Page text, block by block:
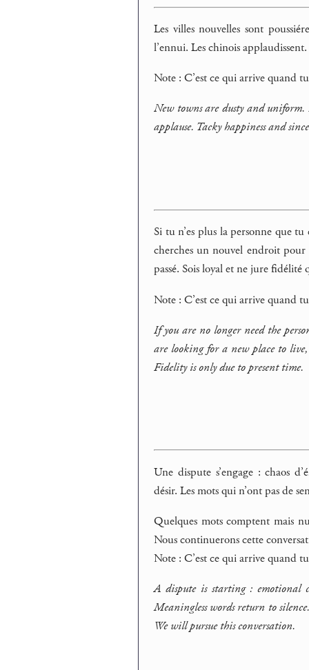
Les villes nouvelles sont
l’ennui. Les chinois
Note : C’est ce qui arrive quand
New towns are dusty and uniform.
applause. Tacky happiness and
Si tu n’es plus la personne que
cherches un nouvel endroit pour
passé. Sois loyal et ne jure fidélité
Note : C’est ce qui arrive quand
If you are no longer need the
are looking for a new place to
Fidelity is only due to present time.
Une dispute s’engage : chaos
désir. Les mots qui n’ont pas de
Quelques mots comptent mais
Nous continuerons cette
Note : C’est ce qui arrive quand
A dispute is starting : emotional
Meaningless words return to
We will pursue this conversation.